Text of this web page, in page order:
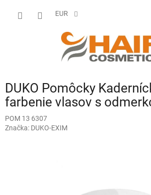
EUR
DUKO Pomôcky
farbenie vlasov s
POM 13 6307
Značka: DUKO-EXIM